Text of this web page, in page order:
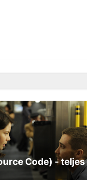
Code) -